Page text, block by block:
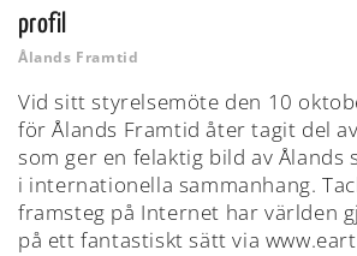
profil
Ålands Framtid
Vid sitt styrelsemöte den 10
för Ålands Framtid åter tagit del
som ger en felaktig bild av Ålands
i internationella sammanhang.
framsteg på Internet har världen
på ett fantastiskt sätt via